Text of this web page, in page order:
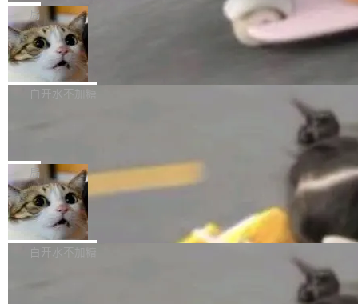
了。 闲置的 cell 会休眠到几乎不占资源。当 cel
l 迁移或唤醒时，新宿主从 S3 恢复 SQLite 数据
库继续执行。存储库是持久化的唯一真相...
例如iQOO Z11i、REDMI Note 17、REDMI No
te 17 Pro、OPPO K15，要么是vivo X300 E这
样的次旗舰。 Galaxy Z Fold8 Ultra / Z Fold8 /
Z Flip8三款折叠屏新机均在7月22日发布，且全
部搭载骁龙8 Elite Gen5 for Galaxy，它们本该
个在 git commit 之间记录每一次编辑操作的版
本控制系统。目前处于 Early Access 阶段。 De
ltaDB 的核心思路直接写在 landing page 最显
眼的位置：「Software is made between com
mits」——软件是在 commit 之间写出来的。git
是把这段空隙补上。 回退到任何一次编辑：Delt
aDB 捕获 commit 之间的每一次操作，...
局
SpaceXAI 单季资本开支达 183 亿美元
根据风险投资人Tomer Tunguz 博客（VC 分
析）披露的最新分析与第二季度业绩报告，Spac
微软同期总资本开支的四成。 与亚马逊、Alpha
bet、微软以及 Meta 等传统科技巨头相比，Spa
ceXAI的资金消耗速度尤为引人瞩目。然而，支
撑庞大支出的资金来源却呈现出截然不同的面
貌。数据显示，微软和 Meta 主要依托充沛的经
白开水不加糖
一个在终端里运行的编程 agent；Muse Spark
1.2，驱动这个 agent 的新模型。一句话概括：
你可以用 curl -fsSL https://dev.meta.ai/install.
sh | bash 安装一个能在大项目里自动规划、写
代码、验证结果的 AI 终端工具。 据介绍，Muse
局
美团开源 LoHoSearch，用知识图谱校
准 AI 能力认知
机器出题的前提，是让机器拥有全局视野。整个
构建流程可以分为四个环节：建图 → 控制难度
白开水不加糖